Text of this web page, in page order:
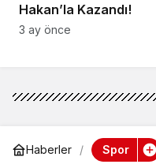
Hakan’la Kazandı!
3 ay önce
Haberler Spor